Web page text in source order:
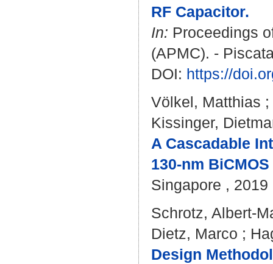
RF Capacitor.
In: Proceedings
(APMC). -
DOI: https://
Völkel, Matthias ;
Kissinger,
A Cascadable
130-nm
Singapore , 2019
Schrotz, Albert-
Dietz, Marco ;
Design